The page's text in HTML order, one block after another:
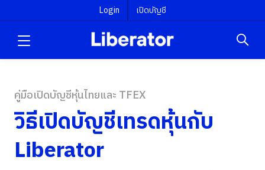
Login เปิดบัญชี
คู่มือเปิดบัญชีหุ้นไทยและ TFEX
วิธีเปิดบัญชีเทรดหุ้นกับ
Liberator